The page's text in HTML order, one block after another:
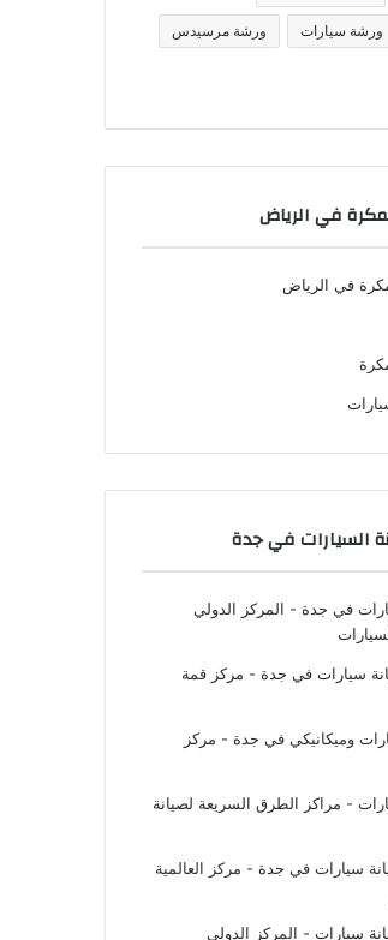
ورشة سيارات ورشة مرسيدس
في الرياض
في الرياض
السيارات في جدة
في جدة - المركز الدولي
سيارات في جدة - مركز قمة
وميكانيكي في جدة - مركز
- مراكز الطرق السريعة لصيانة
سيارات في جدة - مركز العالمية
سيارات - المركز الدولي